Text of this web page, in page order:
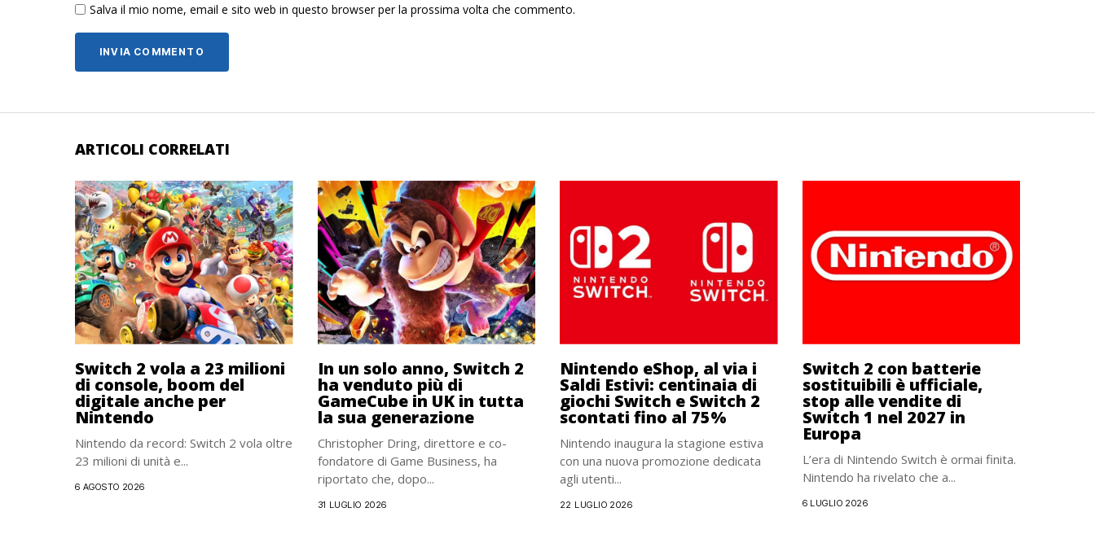
Salva il mio nome, email e sito web in questo browser per la prossima volta che commento.
ARTICOLI CORRELATI
Switch 2 vola a 23 milioni
di console, boom del
digitale anche per
Nintendo
Nintendo da record: Switch 2 vola oltre
23 milioni di unità e...
6 AGOSTO 2026
In un solo anno, Switch 2
ha venduto più di
GameCube in UK in tutta
la sua generazione
Christopher Dring, direttore e co-
fondatore di Game Business, ha
riportato che, dopo...
31 LUGLIO 2026
Nintendo eShop, al via i
Saldi Estivi: centinaia di
giochi Switch e Switch 2
scontati fino al 75%
Nintendo inaugura la stagione estiva
con una nuova promozione dedicata
agli utenti...
22 LUGLIO 2026
Switch 2 con batterie
sostituibili è ufficiale,
stop alle vendite di
Switch 1 nel 2027 in
Europa
L’era di Nintendo Switch è ormai finita.
Nintendo ha rivelato che a...
6 LUGLIO 2026